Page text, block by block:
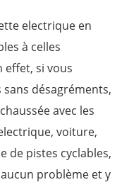
electrique en
à celles
effet, si vous
désagréments,
avec les
voiture,
de pistes cyclables,
problème et y